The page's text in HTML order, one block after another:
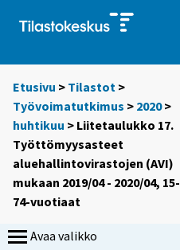
Etusivu > Tilastot >
Työvoimatutkimus > 2020>
huhtikuu > Liitetaulukko 17.
Työttömyysasteet
aluehallintovirastojen (AVI)
mukaan 2019/04 - 2020/04, 15-
74-vuotiaat
Avaa valikko